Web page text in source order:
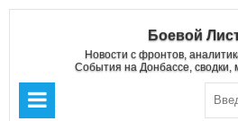
Боевой
Новости с фронтов,
События на Донбассе, сводки,